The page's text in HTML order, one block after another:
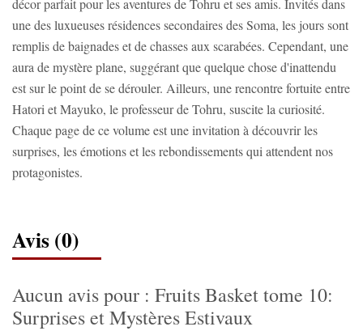
décor parfait pour les aventures de Tohru et ses amis. Invités dans
une des luxueuses résidences secondaires des Soma, les jours sont
remplis de baignades et de chasses aux scarabées. Cependant, une
aura de mystère plane, suggérant que quelque chose d'inattendu
est sur le point de se dérouler. Ailleurs, une rencontre fortuite entre
Hatori et Mayuko, le professeur de Tohru, suscite la curiosité.
Chaque page de ce volume est une invitation à découvrir les
surprises, les émotions et les rebondissements qui attendent nos
protagonistes.
Avis (0)
Aucun avis pour : Fruits Basket tome 10:
Surprises et Mystères Estivaux